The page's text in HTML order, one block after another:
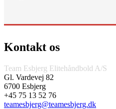
Kontakt os
Team Esbjerg Elitehåndbold A/S
Gl. Vardevej 82
6700 Esbjerg
+45 75 13 52 76
teamesbjerg@teamesbjerg.dk